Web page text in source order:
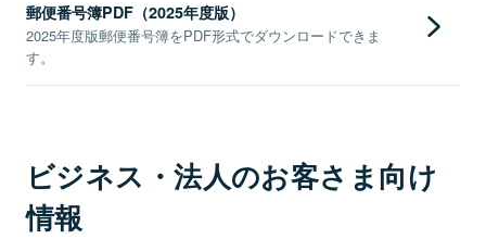
郵便番号簿PDF（2025年度版）
2025年度版郵便番号簿をPDF形式でダウンロードできま
す。
ビジネス・法人のお客さま向け
情報